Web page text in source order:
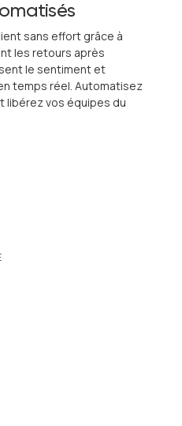
sans effort grâce à
les retours après
le sentiment et
temps réel. Automatisez
libérez vos équipes du